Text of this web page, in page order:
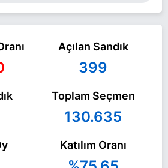
Açılan Sandık
399
Toplam Seçmen
130.635
Katılım Oranı